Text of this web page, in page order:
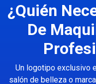
¿Quién
De
Un logotipo exclusivo
salón de belleza o